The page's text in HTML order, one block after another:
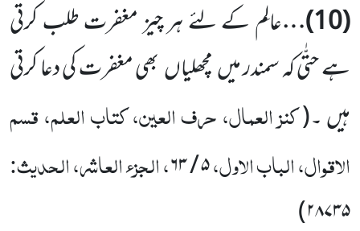
(
10
)…عالِم کے لئے ہر چیز مغفرت طلب کرتی
ہے حتّٰی کہ سمندر میںمچھلیاںبھی مغفرت کی دعا کرتی
ہیں ۔(کنز العمال، حرف العین، کتاب العلم، قسم
الاقوال، الباب الاول،۵/۶۳، الجزء العاشر، الحدیث:
۲۸۷۳۵)